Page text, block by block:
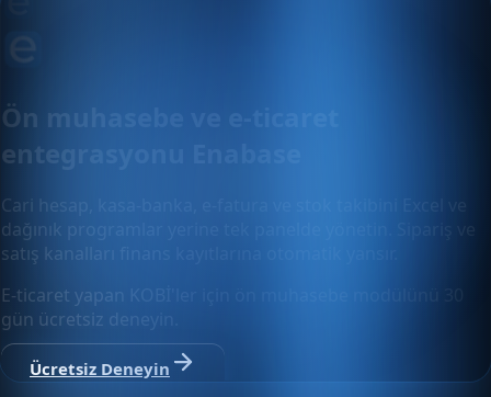
Ön muhasebe ve e-ticaret
entegrasyonu Enabase
Cari hesap, kasa-banka, e-fatura ve stok takibini Excel ve
dağınık programlar yerine tek panelde yönetin. Sipariş ve
satış kanalları finans kayıtlarına otomatik yansır.
E-ticaret yapan KOBİ'ler için ön muhasebe modülünü 30
gün ücretsiz deneyin.
Ücretsiz Deneyin